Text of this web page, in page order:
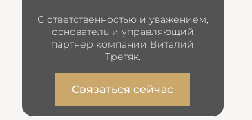
С ответственностью и уважением,
основатель и управляющий
партнер компании Виталий
Третяк.
Связаться сейчас